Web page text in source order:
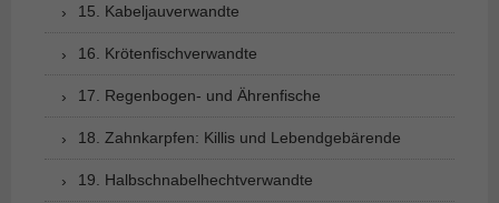
15. Kabeljauverwandte
16. Krötenfischverwandte
17. Regenbogen- und Ährenfische
18. Zahnkarpfen: Killis und Lebendgebärende
19. Halbschnabelhechtverwandte